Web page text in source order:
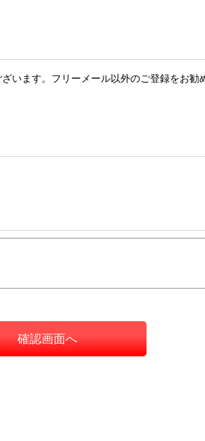
います。フリーメール以外のご登録をお勧
確認画面へ